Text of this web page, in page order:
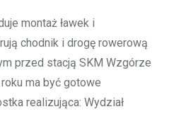
montaż ławek i
chodnik i drogę rowerową
przed stacją SKM Wzgórze
ma być gotowe
realizująca: Wydział